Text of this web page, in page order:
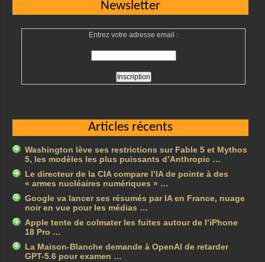
Newsletter
Entrez votre adresse email :
Articles récents
Washington lève ses restrictions sur Fable 5 et Mythos
5, les modèles les plus puissants d’Anthropic …
Le directeur de la CIA compare l’IA de pointe à des
« armes nucléaires numériques » …
Google va lancer ses résumés par IA en France, nuage
noir en vue pour les médias …
Apple tente de colmater les fuites autour de l’iPhone
18 Pro …
La Maison-Blanche demande à OpenAI de retarder
GPT-5.6 pour examen …